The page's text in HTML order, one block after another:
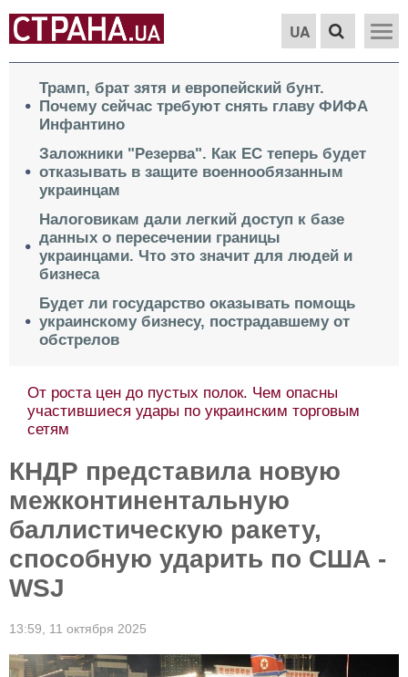
UA
Трамп, брат зятя и европейский бунт.
Почему сейчас требуют снять главу ФИФА
Инфантино
Заложники "Резерва". Как ЕС теперь будет
отказывать в защите военнообязанным
украинцам
Налоговикам дали легкий доступ к базе
данных о пересечении границы
украинцами. Что это значит для людей и
бизнеса
Будет ли государство оказывать помощь
украинскому бизнесу, пострадавшему от
обстрелов
От роста цен до пустых полок. Чем опасны
участившиеся удары по украинским торговым
сетям
КНДР представила новую
межконтинентальную
баллистическую ракету,
способную ударить по США -
WSJ
13:59, 11 октября 2025